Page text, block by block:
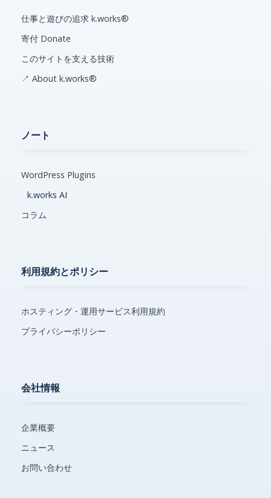
仕事と遊びの追求 k.works®
寄付 Donate
このサイトを支える技術
↗ About k.works®
ノート
WordPress Plugins
k.works AI
コラム
利用規約とポリシー
ホスティング・運用サービス利用規約
プライバシーポリシー
会社情報
企業概要
ニュース
お問い合わせ